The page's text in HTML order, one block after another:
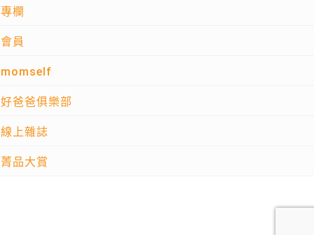
專欄
會員
momself
好爸爸俱樂部
線上雜誌
菁品大賞